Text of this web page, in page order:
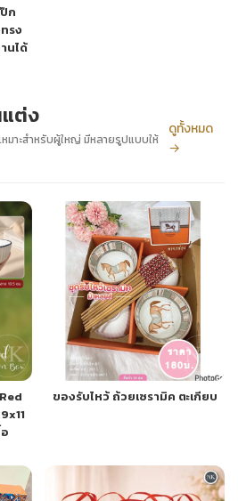
ก
รง
นได้
ต่ง
มาะสำหรับผู้ใหญ่ มีหลายรูปแบบให้
ดูทั้งหมด
→
ของรับไหว้ ถ้วยเซรามิค ตะเกียบ